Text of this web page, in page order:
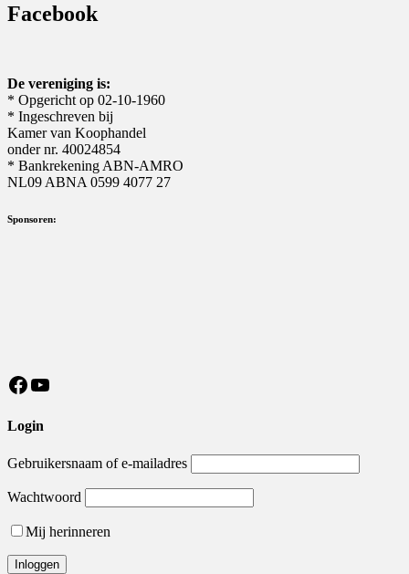
Facebook
De vereniging is:
* Opgericht op 02-10-1960
* Ingeschreven bij
Kamer van Koophandel
onder nr. 40024854
* Bankrekening ABN-AMRO
NL09 ABNA 0599 4077 27
Sponsoren:
https://nl-nl.facebook.com/MeisterSV/
YouTube
Login
Gebruikersnaam of e-mailadres
Wachtwoord
Mij herinneren